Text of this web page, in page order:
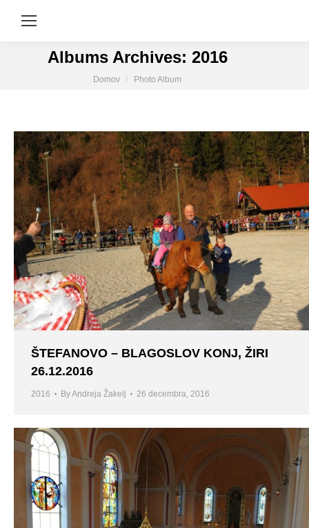
Albums Archives: 2016
You are here:
Domov Photo Album
ŠTEFANOVO – BLAGOSLOV KONJ, ŽIRI
26.12.2016
2016 ByAndreja Žakelj 26 decembra, 2016